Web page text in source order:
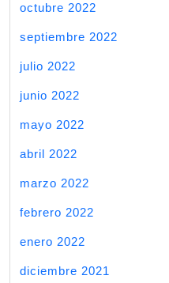
octubre 2022
septiembre 2022
julio 2022
junio 2022
mayo 2022
abril 2022
marzo 2022
febrero 2022
enero 2022
diciembre 2021